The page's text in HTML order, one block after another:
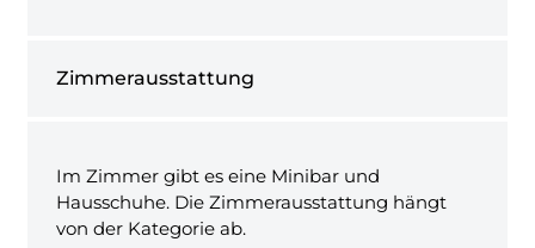
Zimmerausstattung
Im Zimmer gibt es eine Minibar und
Hausschuhe. Die Zimmerausstattung hängt
von der Kategorie ab.